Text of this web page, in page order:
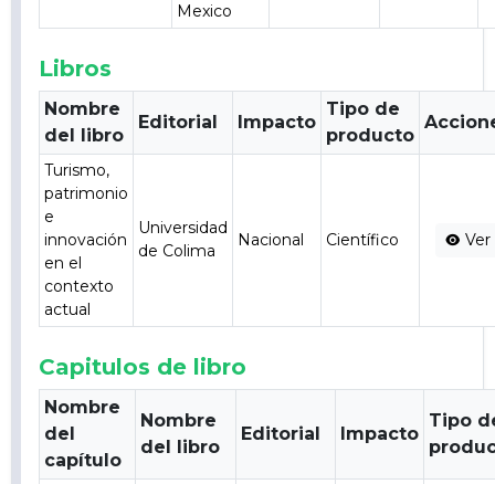
Mexico
Libros
Nombre
del libro
Editorial Impacto
Tipo de
producto
Turismo,
patrimonio
e
innovación
en el
contexto
actual
Universidad
de Colima
Nacional Científico Ver
Capitulos de libro
Nombre
del
capítulo
Nombre
del libro
Editorial Impacto
Tipo